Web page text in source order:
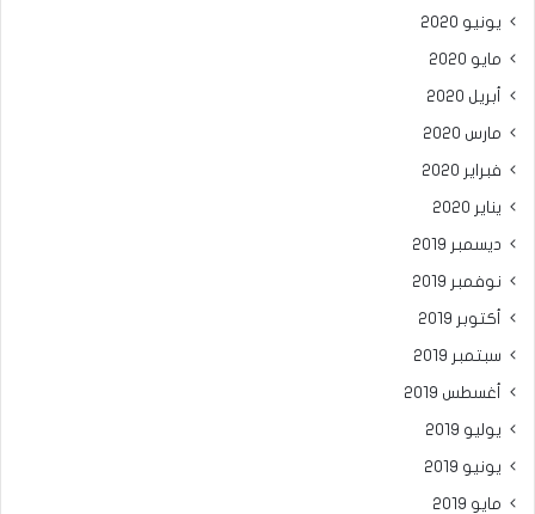
يونيو 2020
مايو 2020
أبريل 2020
مارس 2020
فبراير 2020
يناير 2020
ديسمبر 2019
نوفمبر 2019
أكتوبر 2019
سبتمبر 2019
أغسطس 2019
يوليو 2019
يونيو 2019
مايو 2019